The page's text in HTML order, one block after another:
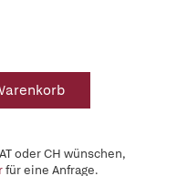
oder CH wünschen,
für eine Anfrage.